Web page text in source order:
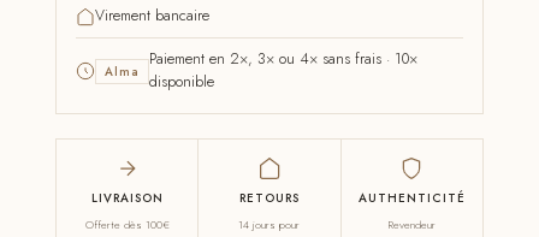
Virement bancaire
Alma
Paiement en 2×, 3× ou 4× sans frais · 10×
disponible
LIVRAISON
Offerte dès 100€
RETOURS
14 jours pour
AUTHENTICITÉ
Revendeur